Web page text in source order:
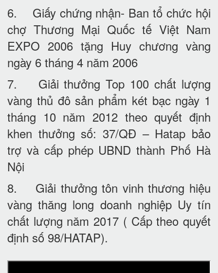
6. Giấy chứng nhận- Ban tổ chức hội
chợ Thương Mại Quốc tế Việt Nam
EXPO 2006 tặng Huy chương vàng
ngày 6 tháng 4 năm 2006
7. Giải thưởng Top 100 chất lượng
vàng thủ đô sản phẩm két bạc ngày 1
tháng 10 năm 2012 theo quyết định
khen thưởng số: 37/QĐ – Hatap bảo
trợ và cấp phép UBND thành Phố Hà
Nội
8. Giải thưởng tôn vinh thương hiệu
vàng thăng long doanh nghiệp Uy tín
chất lượng năm 2017 ( Cấp theo quyết
định số 98/HATAP).